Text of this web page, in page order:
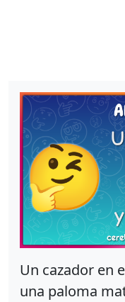
Un cazador en
una paloma